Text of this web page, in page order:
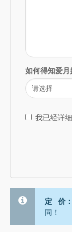
如何得知爱月
我已经详
定 价：
同！